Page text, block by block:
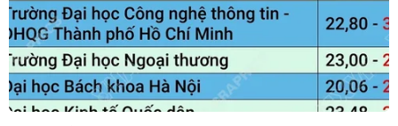
sườn, 3 người còn lại bị sưng, trầy xước nhiều
chỗ.
Đến khoảng 16h ngày 24/2, một số người đã
kích động nhiều người khác chống đối lực